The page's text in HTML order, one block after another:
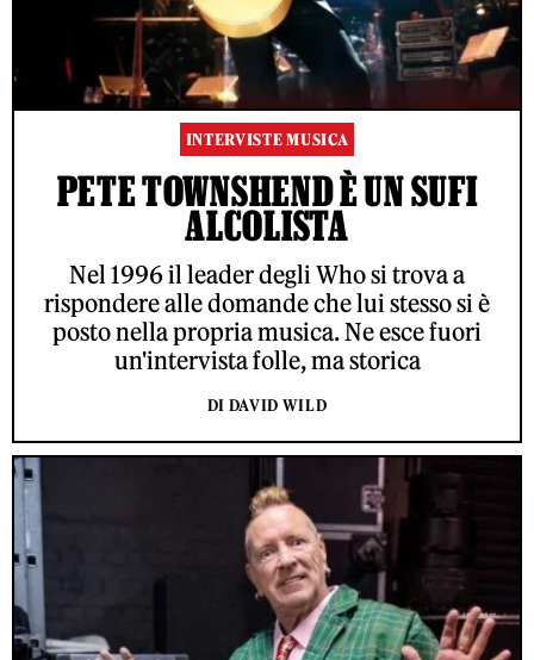
INTERVISTE MUSICA
PETE TOWNSHEND È UN SUFI
ALCOLISTA
Nel 1996 il leader degli Who si trova a
rispondere alle domande che lui stesso si è
posto nella propria musica. Ne esce fuori
un'intervista folle, ma storica
DI DAVID WILD